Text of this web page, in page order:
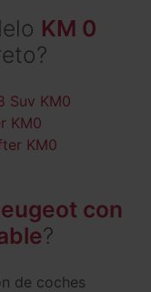
KM 0
Suv KM0
KM0
KM0
con
?
de coches